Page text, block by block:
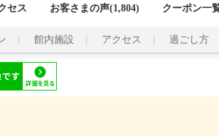
セス お客さまの声(1,804) クーポン一
館内施設 アクセス 過ごし方